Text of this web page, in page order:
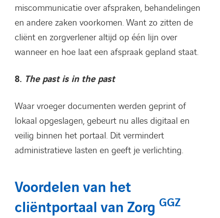
miscommunicatie over afspraken, behandelingen
en andere zaken voorkomen. Want zo zitten de
cliënt en zorgverlener altijd op één lijn over
wanneer en hoe laat een afspraak gepland staat.
8. The past is in the past
Waar vroeger documenten werden geprint of
lokaal opgeslagen, gebeurt nu alles digitaal en
veilig binnen het portaal. Dit vermindert
administratieve lasten en geeft je verlichting.
Voordelen van het
cliëntportaal van Zorg GGZ